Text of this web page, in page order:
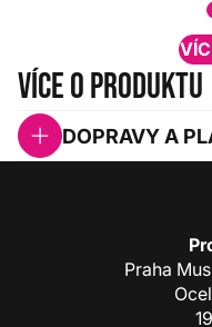
Více o produktu
DOPRAVY A
Praha